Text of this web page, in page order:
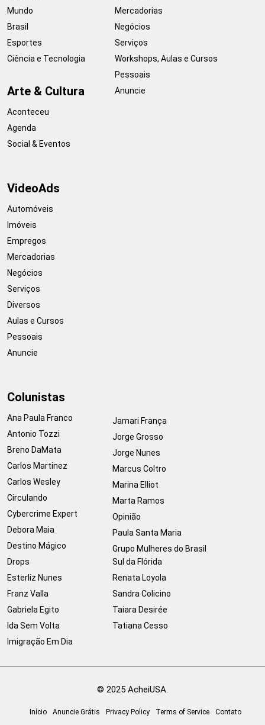
Mundo
Brasil
Esportes
Ciência e Tecnologia
Arte & Cultura
Aconteceu
Agenda
Social & Eventos
Mercadorias
Negócios
Serviços
Workshops, Aulas e Cursos
Pessoais
Anuncie
VideoAds
Automóveis
Imóveis
Empregos
Mercadorias
Negócios
Serviços
Diversos
Aulas e Cursos
Pessoais
Anuncie
Colunistas
Ana Paula Franco
Antonio Tozzi
Breno DaMata
Carlos Martinez
Carlos Wesley
Circulando
Cybercrime Expert
Debora Maia
Destino Mágico
Drops
Esterliz Nunes
Franz Valla
Gabriela Egito
Ida Sem Volta
Imigração Em Dia
Jamari França
Jorge Grosso
Jorge Nunes
Marcus Coltro
Marina Elliot
Marta Ramos
Opinião
Paula Santa Maria
Grupo Mulheres do Brasil
Sul da Flórida
Renata Loyola
Sandra Colicino
Taiara Desirée
Tatiana Cesso
© 2025 AcheiUSA.
Início Anuncie Grátis Privacy Policy Terms of Service Contato